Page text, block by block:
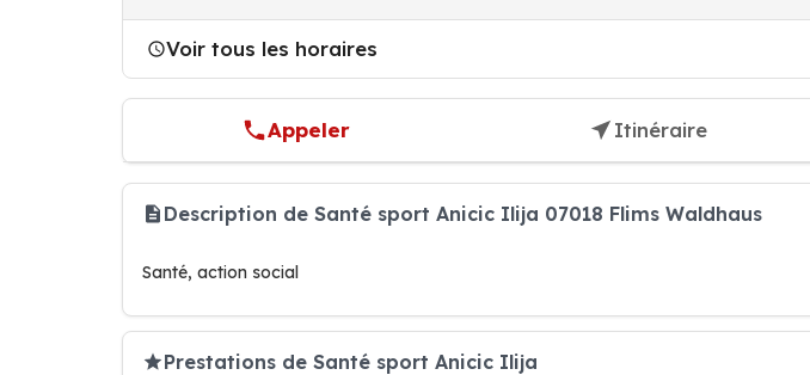
Voir tous les horaires
Appeler Itinéraire
Description de Santé sport Anicic Ilija 07018 Flims Waldhaus
Santé, action social
Prestations de Santé sport Anicic Ilija